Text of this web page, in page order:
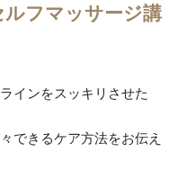
フマッサージ講
インをスッキリさせた
できるケア方法をお伝え